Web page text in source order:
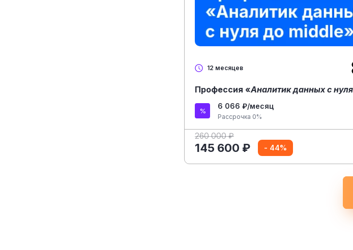
12 месяцев
Профессия «Аналитик данных с
6 066 ₽/месяц
Рассрочка 0%
260 000 ₽
145 600 ₽ - 44%